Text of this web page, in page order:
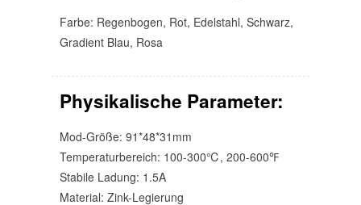
Farbe: Regenbogen, Rot, Edelstahl, Schwarz,
Gradient Blau, Rosa
Physikalische Parameter:
Mod-Größe: 91*48*31mm
Temperaturbereich: 100-300℃, 200-600℉
Stabile Ladung: 1.5A
Material: Zink-Legierung